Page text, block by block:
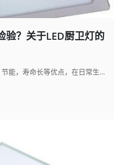
？关于LED厨卫灯的
LED厨卫灯因为具有低碳，环保，节能，寿命长等优点，在日常生活中的使用范围也越来越广，在选购的时候许多人不会判断LED厨卫灯的好坏，造成了一定的困扰，而厨卫灯的质量是通过检验来确定的。那么厨卫灯怎么检验呢？